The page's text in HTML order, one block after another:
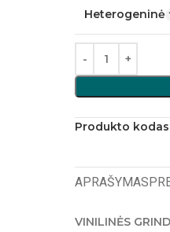
Heterogeninė
Produkto
APRAŠYMAS
VINILINĖS